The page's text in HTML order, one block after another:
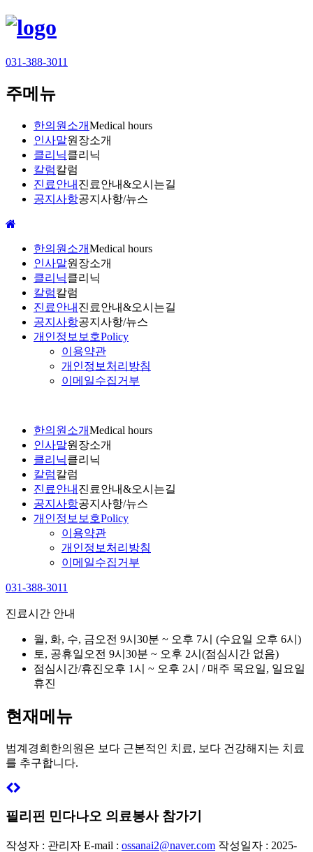
031-388-3011
주메뉴
한의원소개Medical hours
인사말원장소개
클리닉클리닉
칼럼칼럼
진료안내 진료안내&오시는길
공지사항공지사항/뉴스
한의원소개Medical hours
인사말원장소개
클리닉클리닉
칼럼칼럼
진료안내 진료안내&오시는길
공지사항공지사항/뉴스
개인정보보호Policy
이용약관
개인정보처리방침
이메일수집거부
한의원소개Medical hours
인사말원장소개
클리닉클리닉
칼럼칼럼
진료안내 진료안내&오시는길
공지사항공지사항/뉴스
개인정보보호Policy
이용약관
개인정보처리방침
이메일수집거부
031-388-3011
진료시간 안내
월, 화, 수, 금오전 9시30분 ~ 오후 7시 (수요일 오후 6시)
토, 공휴일 오전 9시30분 ~ 오후 2시(점심시간 없음)
점심시간/휴진 오후 1시 ~ 오후 2시 / 매주 목요일, 일요일
휴진
현재메뉴
범계경희한의원은 보다 근본적인 치료, 보다 건강해지는 치료
를 추구합니다.
필리핀 민다나오 의료봉사 참가기
작성자 : 관리자 E-mail : ossanai2@naver.com 작성일자 : 2025-